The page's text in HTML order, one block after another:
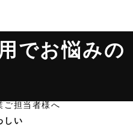
でお悩みの
ご担当者様へ
しい